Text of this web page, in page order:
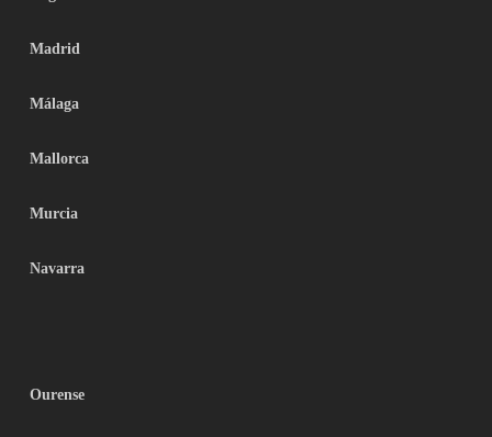
Madrid
Málaga
Mallorca
Murcia
Navarra
Ourense